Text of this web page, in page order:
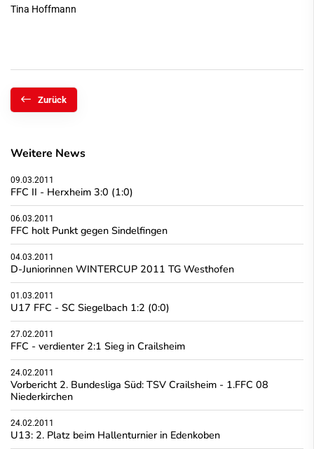
Tina Hoffmann
Zurück
Weitere News
09.03.2011
FFC II - Herxheim 3:0 (1:0)
06.03.2011
FFC holt Punkt gegen Sindelfingen
04.03.2011
D-Juniorinnen WINTERCUP 2011 TG Westhofen
01.03.2011
U17 FFC - SC Siegelbach 1:2 (0:0)
27.02.2011
FFC - verdienter 2:1 Sieg in Crailsheim
24.02.2011
Vorbericht 2. Bundesliga Süd: TSV Crailsheim - 1.FFC 08
Niederkirchen
24.02.2011
U13: 2. Platz beim Hallenturnier in Edenkoben